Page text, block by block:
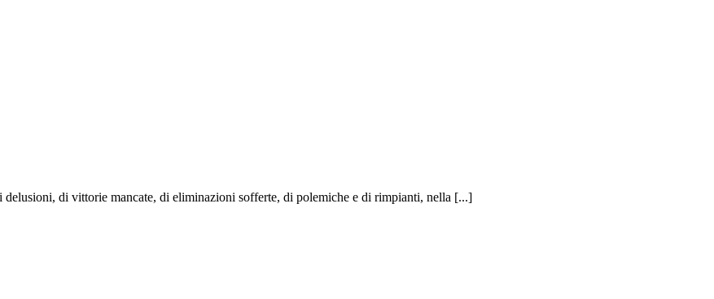
di vittorie mancate, di eliminazioni sofferte, di polemiche e di rimpianti, nella [...]